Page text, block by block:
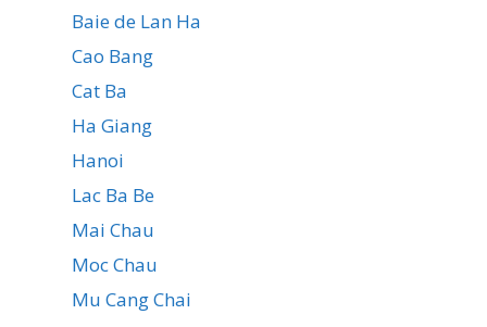
Baie de Lan Ha
Cao Bang
Cat Ba
Ha Giang
Hanoi
Lac Ba Be
Mai Chau
Moc Chau
Mu Cang Chai